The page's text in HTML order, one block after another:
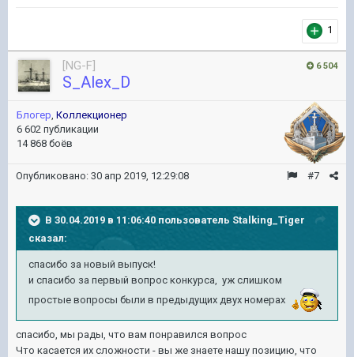
1
6 504
[NG-F]
S_Alex_D
Блогер Коллекционер
6 602 публикации
14 868 боёв
#7
Опубликовано: 30 апр 2019, 12:29:08
В 30.04.2019 в 11:06:40 пользователь Stalking_Tiger
сказал:
спасибо за новый выпуск!
и спасибо за первый вопрос конкурса, уж слишком
простые вопросы были в предыдущих двух номерах
спасибо, мы рады, что вам понравился вопрос
Что касается их сложности - вы же знаете нашу позицию, что